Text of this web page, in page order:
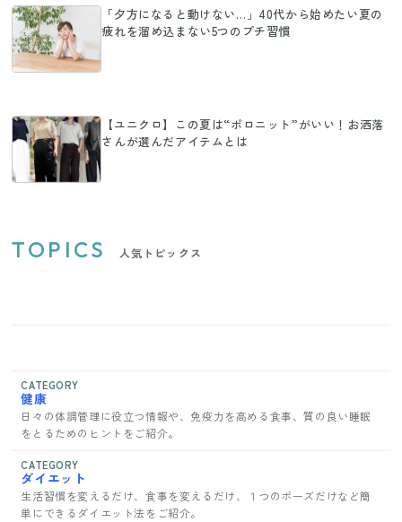
「夕方になると動けない…」40代から始めたい夏の
疲れを溜め込まない5つのプチ習慣
【ユニクロ】この夏は“ポロニット”がいい！お洒落
さんが選んだアイテムとは
TOPICS 人気トピックス
CATEGORY
健康
日々の体調管理に役立つ情報や、免疫力を高める食事、質の良い睡眠
をとるためのヒントをご紹介。
CATEGORY
ダイエット
生活習慣を変えるだけ、食事を変えるだけ、１つのポーズだけなど簡
単にできるダイエット法をご紹介。